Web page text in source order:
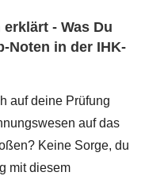
- Was Du
Noten in der IHK-
auf deine Prüfung
auf das
Keine Sorge, du
mit diesem